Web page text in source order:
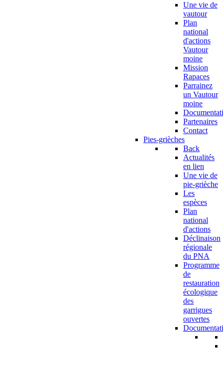
Une vie de
vautour
Plan
national
d'actions
Vautour
moine
Mission
Rapaces
Parrainez
un Vautour
moine
Partenaires
Contact
Pies-grièches
Back
Actualités
en lien
Une vie de
pie-grièche
Les
espèces
Plan
national
d'actions
Déclinaison
régionale
du PNA
Programme
de
restauration
écologique
des
garrigues
ouvertes